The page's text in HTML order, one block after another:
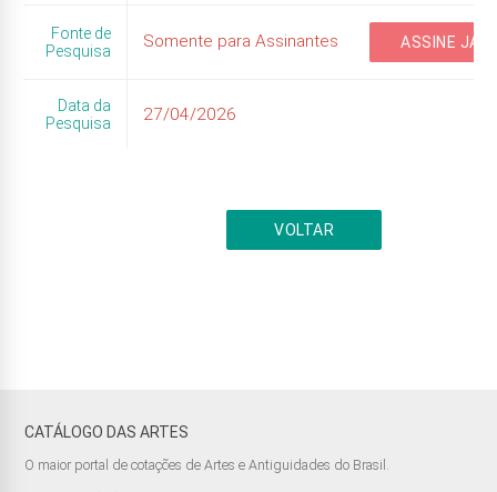
Fonte de
Pesquisa
Somente para Assinantes ASSINE JÁ
Data da
Pesquisa
27/04/2026
VOLTAR
CATÁLOGO DAS ARTES
O maior portal de cotações de Artes e Antiguidades do Brasil.